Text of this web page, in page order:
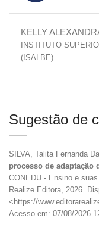
KELLY
INSTITUTO
(ISALBE)
Sugestão de
SILVA, Talita Fernanda
processo de adaptação
CONEDU - Ensino e
Realize Editora, 2026.
<https://
Acesso em: 07/08/2026